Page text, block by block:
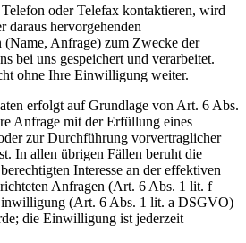
oder Telefax kontaktieren, wird
daraus hervorgehenden
(Name, Anfrage) zum Zwecke der
bei uns gespeichert und verarbeitet.
ohne Ihre Einwilligung weiter.
erfolgt auf Grundlage von Art. 6 Abs.
Anfrage mit der Erfüllung eines
zur Durchführung vorvertraglicher
In allen übrigen Fällen beruht die
Interesse an der effektiven
Anfragen (Art. 6 Abs. 1 lit. f
(Art. 6 Abs. 1 lit. a DSGVO)
die Einwilligung ist jederzeit